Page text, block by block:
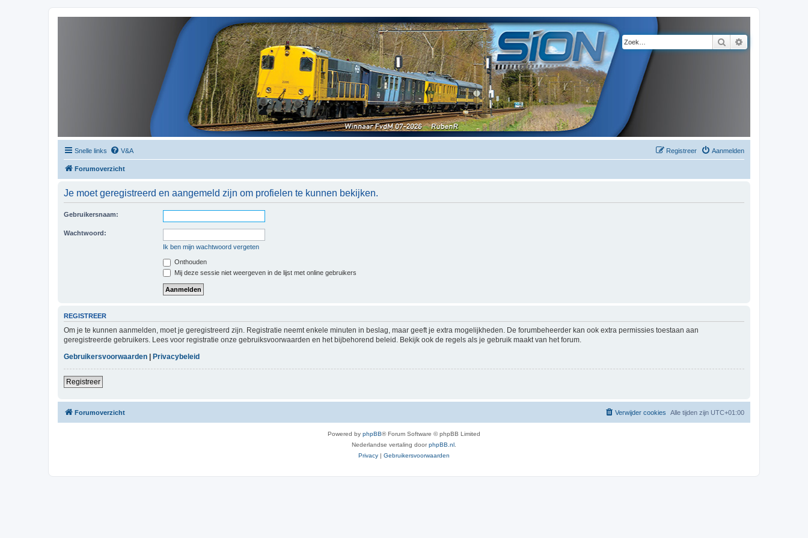
Zoek
Snelle links V&A Aanmelden
Registreer
Forumoverzicht
Je moet geregistreerd en aangemeld zijn om profielen te kunnen bekijken.
Gebruikersnaam:
Wachtwoord:
Ik ben mijn wachtwoord vergeten
Onthouden
Mij deze sessie niet weergeven in de lijst met online gebruikers
REGISTREER
Om je te kunnen aanmelden, moet je geregistreerd zijn. Registratie neemt enkele minuten in beslag, maar geeft je extra mogelijkheden. De forumbeheerder kan ook extra permissies toestaan aan
geregistreerde gebruikers. Lees voor registratie onze gebruiksvoorwaarden en het bijbehorend beleid. Bekijk ook de regels als je gebruik maakt van het forum.
Gebruikersvoorwaarden | Privacybeleid
Registreer
Forumoverzicht Alle tijden zijn UTC+01:00
Verwijder cookies
Powered by phpBB® Forum Software © phpBB Limited
Nederlandse vertaling doorphpBB.nl
Privacy | Gebruikersvoorwaarden